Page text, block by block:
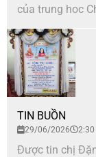
của trung hoc
TIN BUỒN
29/06/2026 2:30
Được tin chị